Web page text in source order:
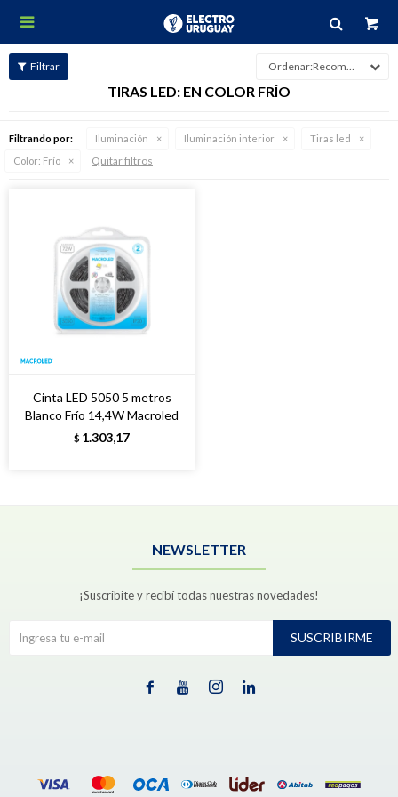

Recomendados
TIRAS LED: EN COLOR FRÍO
Filtrando por: Iluminación Iluminación interior
Tiras led
Color: Frío Quitar filtros
Cinta LED 5050 5 metros
Blanco Frío 14,4W Macroled
$ 1.303,17
NEWSLETTER
¡Suscribite y recibí todas nuestras novedades!
SUSCRIBIRME
   